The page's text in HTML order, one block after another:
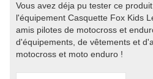
Vous avez déja pu tester ce
l'équipement Casquette Fox Kids
amis pilotes de motocross et
d'équipements, de vêtements et
motocross et moto enduro !